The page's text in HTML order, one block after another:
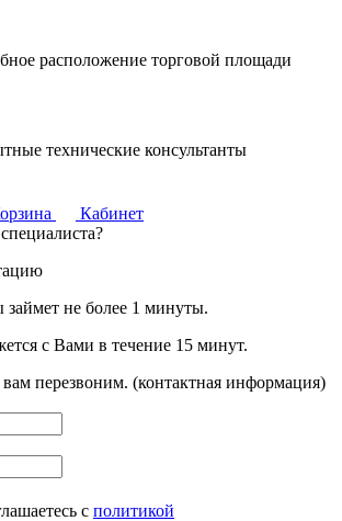
расположение торговой площади
технические консультанты
Кабинет
не более 1 минуты.
с Вами в течение 15 минут.
перезвоним. (контактная информация)
с политикой